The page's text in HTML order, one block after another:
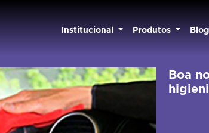
Institucional Produtos Blog
Boa